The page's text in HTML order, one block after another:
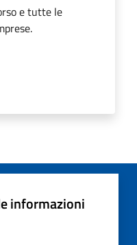
e tutte le
informazioni